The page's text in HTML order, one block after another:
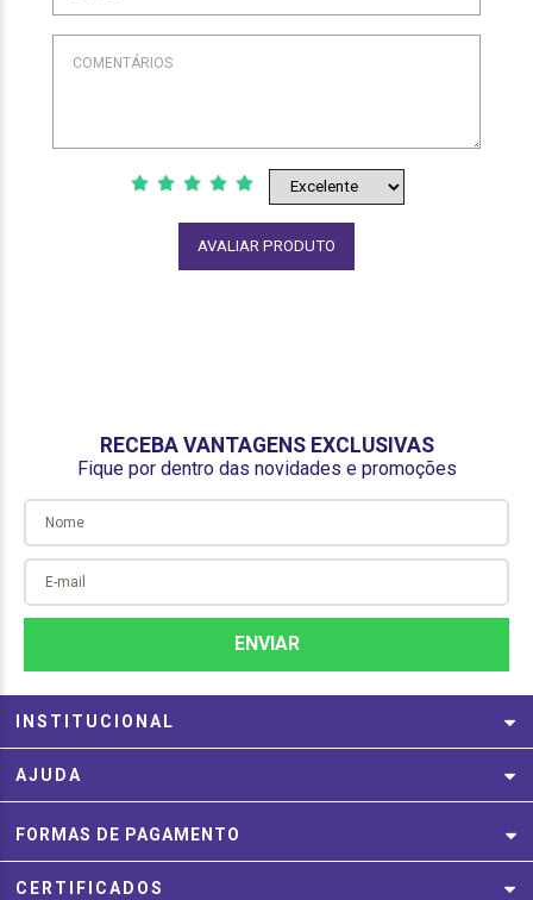
AVALIAR PRODUTO
RECEBA VANTAGENS EXCLUSIVAS
Fique por dentro das novidades e promoções
INSTITUCIONAL
AJUDA
FORMAS DE PAGAMENTO
CERTIFICADOS